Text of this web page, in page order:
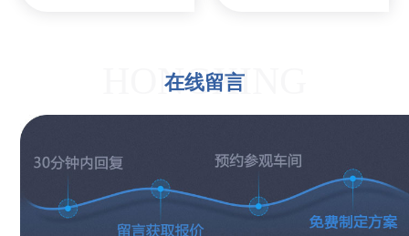
在线留言
HONGXING